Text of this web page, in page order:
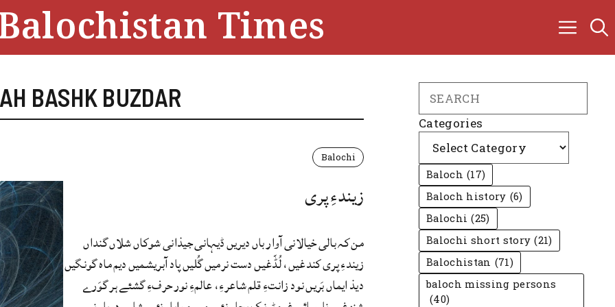
Times
BASHK BUZDAR
Balochi
زیندءِ پری
من کہ بالی خیالانی آوار باں دیریں ڈیہانی جیذانی شوکاں شلاں گنداں
زیندءِ پری کندغیں، لُڈّغیں دست نرمیں گُلیں پاد آبریشمیں دیم ماہ گونگیں
دیذ ایماں بَریں نود زانتءِ قلم شاعرءِ، عالمءِ نور حرفءِ گشئے ہر گوَرے
Categories
Baloch (17)
Baloch history (6)
Balochi (25)
Balochi short story (21)
Balochistan (71)
baloch missing persons
(40)